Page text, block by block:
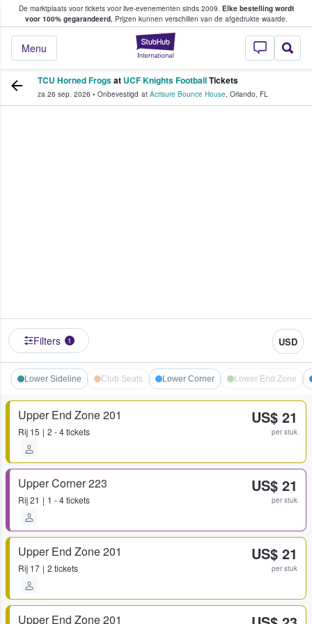
De marktplaats voor tickets voor live-evenementen sinds 2009. Elke bestelling wordt
voor 100% gegarandeerd.Prijzen kunnen verschillen van de afgedrukte waarde.
StubHub: waar
Menu
tickets kopen en verkopen
TCU Horned Frogsat UCF Knights FootballTickets
za 26 sep. 2026 • Onbevestigd at Acrisure Bounce House, Orlando, FL
Filters 1 USD
Lower Sideline Club Seats Lower Corner Lower End Zone
Upper End Zone 201
Rij 15 2 - 4 tickets
US$ 21
per stuk
Upper Corner 223
Rij21 1 - 4 tickets
US$ 21
per stuk
Upper End Zone 201
Rij 17 2 tickets
US$ 21
per stuk
Upper End Zone 201